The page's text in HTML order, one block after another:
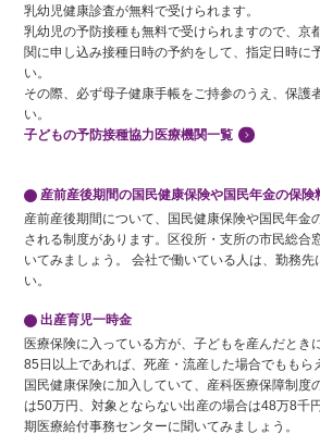
乳幼児健康診査が無料で受けられます。
乳幼児の予防接種も無料で受けられますので、京
関に申し込み接種日時の予約をして、指定日時に
い。
その際、必ず母子健康手帳をご持参のうえ、保護
い。
子どもの予防接種協力医療機関一覧
産前産後期間の国民健康保険や国民年金の保険
産前産後期間について、国民健康保険や国民年金
される制度があります。区役所・支所の市民総合
いてみましょう。 会社で働いている人は、勤務先
い。
出産育児一時金
医療保険に入っている方が、子どもを産んだとき
85日以上であれば、死産・流産した場合でももら
国民健康保険に加入していて、産科医療保障制度
は50万円、対象とならない出産の場合は48万8千
期医療給付事務センターに聞いてみましょう。